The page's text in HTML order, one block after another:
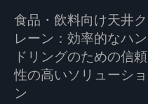
食品・飲料向け天井ク
レーン：効率的なハン
ドリングのための信頼
性の高いソリューショ
ン